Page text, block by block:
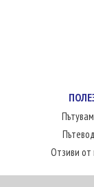
Отзиви от